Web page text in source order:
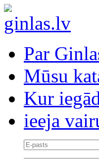
Par
Mūsu
Kur
ieeja